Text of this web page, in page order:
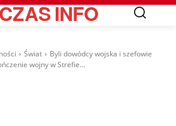
INFO
Świat
Byli dowódcy wojska i szefowie
wojny w Strefie...